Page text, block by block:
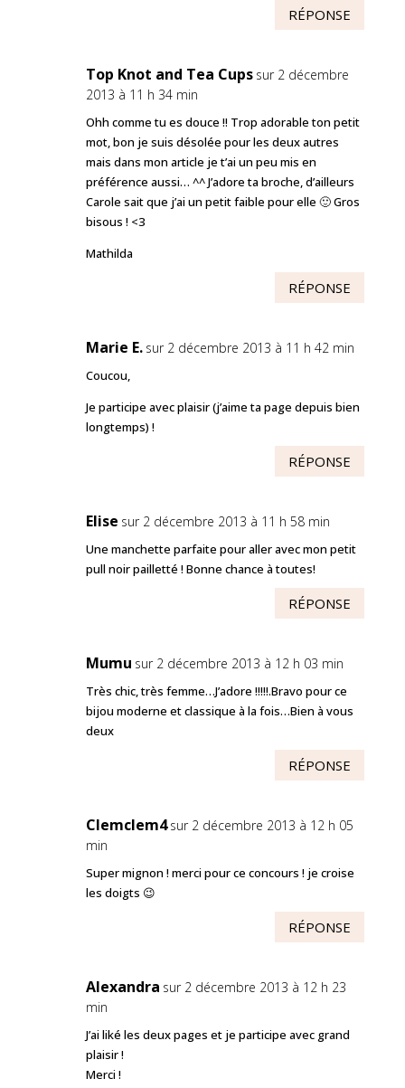
RÉPONSE
Top Knot and Tea Cups sur 2 décembre
2013 à 11 h 34 min
Ohh comme tu es douce !! Trop adorable ton petit
mot, bon je suis désolée pour les deux autres
mais dans mon article je t’ai un peu mis en
préférence aussi… ^^ J’adore ta broche, d’ailleurs
Carole sait que j’ai un petit faible pour elle 🙂 Gros
bisous ! <3
Mathilda
RÉPONSE
Marie E. sur 2 décembre 2013 à 11 h 42 min
Coucou,
Je participe avec plaisir (j’aime ta page depuis bien
longtemps) !
RÉPONSE
Elise sur 2 décembre 2013 à 11 h 58 min
Une manchette parfaite pour aller avec mon petit
pull noir pailletté ! Bonne chance à toutes!
RÉPONSE
Mumu sur 2 décembre 2013 à 12 h 03 min
Très chic, très femme…J’adore !!!!!.Bravo pour ce
bijou moderne et classique à la fois…Bien à vous
deux
RÉPONSE
Clemclem4 sur 2 décembre 2013 à 12 h 05
min
Super mignon ! merci pour ce concours ! je croise
les doigts 😉
RÉPONSE
Alexandra sur 2 décembre 2013 à 12 h 23
min
J’ai liké les deux pages et je participe avec grand
plaisir !
Merci !